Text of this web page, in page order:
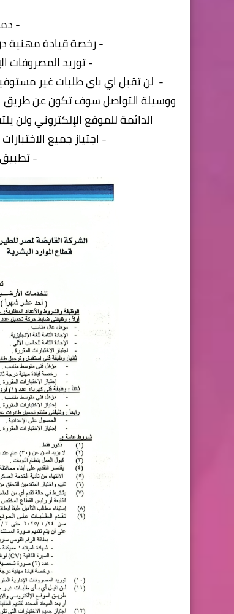
- دمغة
- رخصة قيادة مهنية
- توريد المصروفات
- لن تقبل اي باى طلبات غير
ووسيلة التواصل سوف تكون عن طريق
الدائمة للموقع الإلكتروني ولن
- اجتياز جميع
- تطبيق